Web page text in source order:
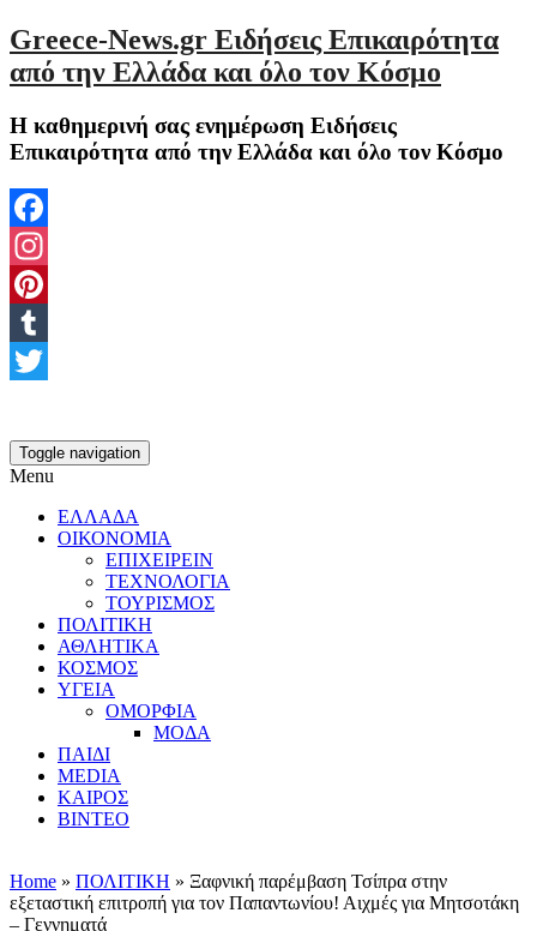
Greece-News.gr Ειδήσεις Επικαιρότητα
από την Ελλάδα και όλο τον Κόσμο
Η καθημερινή σας ενημέρωση Ειδήσεις
Επικαιρότητα από την Ελλάδα και όλο τον Κόσμο
Facebook
Instagram
Pinterest
Tumblr
Toggle navigation
Menu
ΕΛΛΑΔΑ
ΟΙΚΟΝΟΜΙΑ
ΕΠΙΧΕΙΡΕΙΝ
ΤΕΧΝΟΛΟΓΙΑ
ΤΟΥΡΙΣΜΟΣ
ΠΟΛΙΤΙΚΗ
ΑΘΛΗΤΙΚΑ
ΚΟΣΜΟΣ
ΥΓΕΙΑ
ΟΜΟΡΦΙΑ
ΜΟΔΑ
ΠΑΙΔΙ
MEDIA
ΚΑΙΡΟΣ
ΒΙΝΤΕΟ
Home » ΠΟΛΙΤΙΚΗ » Ξαφνική παρέμβαση Τσίπρα στην
εξεταστική επιτροπή για τον Παπαντωνίου! Αιχμές για Μητσοτάκη
– Γεννηματά